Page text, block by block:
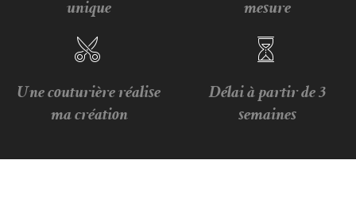
unique
mesure
Une couturière réalise
ma création
Délai à partir de 3
semaines